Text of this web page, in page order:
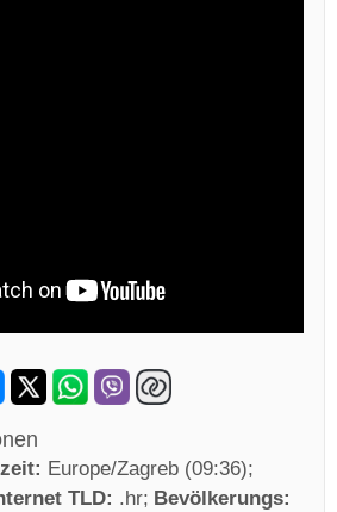
Europe/Zagreb (09:36)
TLD: .hr Bevölkerungs: